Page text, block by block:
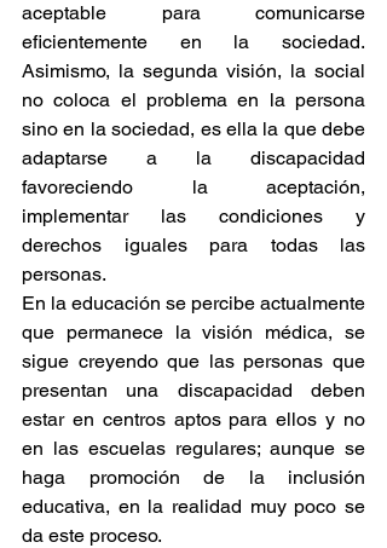
aceptable para comunicarse
eficientemente en la sociedad.
Asimismo, la segunda visión, la social
no coloca el problema en la persona
sino en la sociedad, es ella la que debe
adaptarse a la discapacidad
favoreciendo la aceptación,
implementar las condiciones y
derechos iguales para todas las
personas.
En la educación se percibe actualmente
que permanece la visión médica, se
sigue creyendo que las personas que
presentan una discapacidad deben
estar en centros aptos para ellos y no
en las escuelas regulares; aunque se
haga promoción de la inclusión
educativa, en la realidad muy poco se
da este proceso.